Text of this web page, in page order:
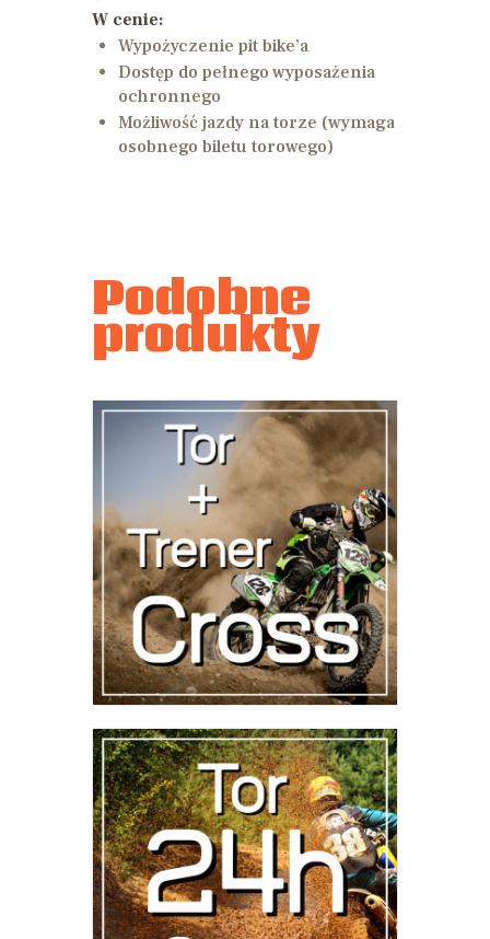
W cenie:
Wypożyczenie pit bike’a
Dostęp do pełnego wyposażenia
ochronnego
Możliwość jazdy na torze (wymaga
osobnego biletu torowego)
Podobne
produkty
Tor + Trener
(Cross)
70 00 zł
Tor na 24h
(Cross)
50 ,00 zł